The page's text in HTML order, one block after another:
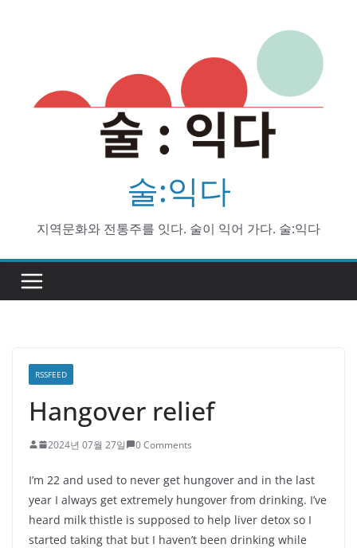
술:익다
지역문화와 전통주를 잇다. 술이 익어 가다. 술:익다
RSSFEED
Hangover relief
2024년 07월 27일 0 Comments
I’m 22 and used to never get hungover and in the last
year I always get extremely hungover from drinking. I’ve
heard milk thistle is supposed to help liver detox so I
started taking that but I haven’t been drinking while